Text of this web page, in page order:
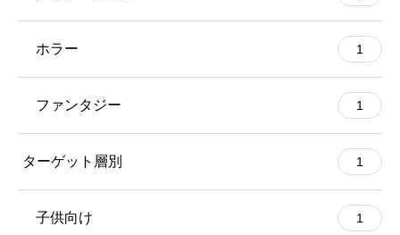
ホラー 1
ファンタジー 1
ターゲット層別 1
子供向け 1